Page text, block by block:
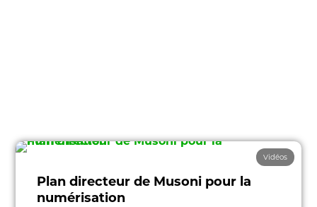
Vidéos
Plan directeur de Musoni pour la
numérisation